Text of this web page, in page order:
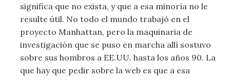
significa que no exista, y que a esa minoría no le
resulte útil. No todo el mundo trabajó en el
proyecto Manhattan, pero la maquinaria de
investigación que se puso en marcha allí sostuvo
sobre sus hombros a EE.UU. hasta los años 90. La
que hay que pedir sobre la web es que a esa